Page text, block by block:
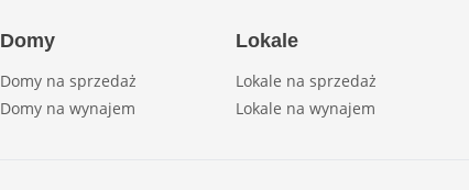
Domy
Domy na sprzedaż
Domy na wynajem
Lokale
Lokale na sprzedaż
Lokale na wynajem